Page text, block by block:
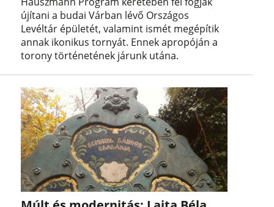
újítani a budai Várban lévő Országos
Levéltár épületét, valamint ismét megépítik
annak ikonikus tornyát. Ennek apropóján a
torony történetének járunk utána.